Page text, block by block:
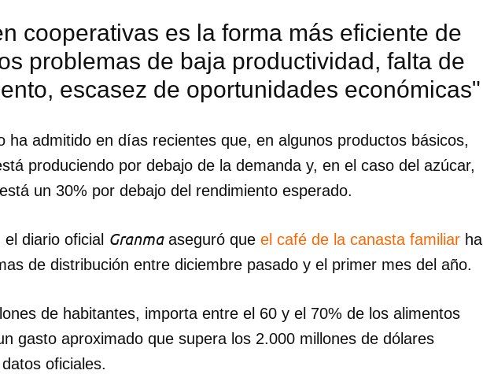
poder guardar como favorito, primero has de iniciar sesión con tu
de 14ymedio.
cooperativas es la forma más eficiente de
problemas de baja productividad, falta de
escasez de oportunidades económicas"
ha admitido en días recientes que, en algunos productos básicos,
produciendo por debajo de la demanda y, en el caso del azúcar,
un 30% por debajo del rendimiento esperado.
diario oficial Granmaaseguró que el café de la canasta familiar ha
de distribución entre diciembre pasado y el primer mes del año.
de habitantes, importa entre el 60 y el 70% de los alimentos
gasto aproximado que supera los 2.000 millones de dólares
oficiales.